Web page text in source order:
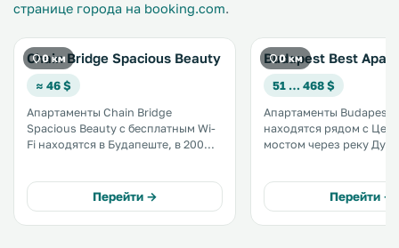
странице города на booking.com.
0 км
Chain Bridge Spacious Beauty
≈ 46 $
Апартаменты Chain Bridge
Spacious Beauty с бесплатным Wi-
Fi находятся в Будапеште, в 200
апартаментов открывается
прямой вид на мост и замок. Их
украшает открытый камин и
Перейти →
0 км
Budapest Best
51 … 468 $
Апартаменты Budapest
находятся рядом с
мостом через реку Дунай. Во
бесплатный Wi-Fi. .
Перейти →